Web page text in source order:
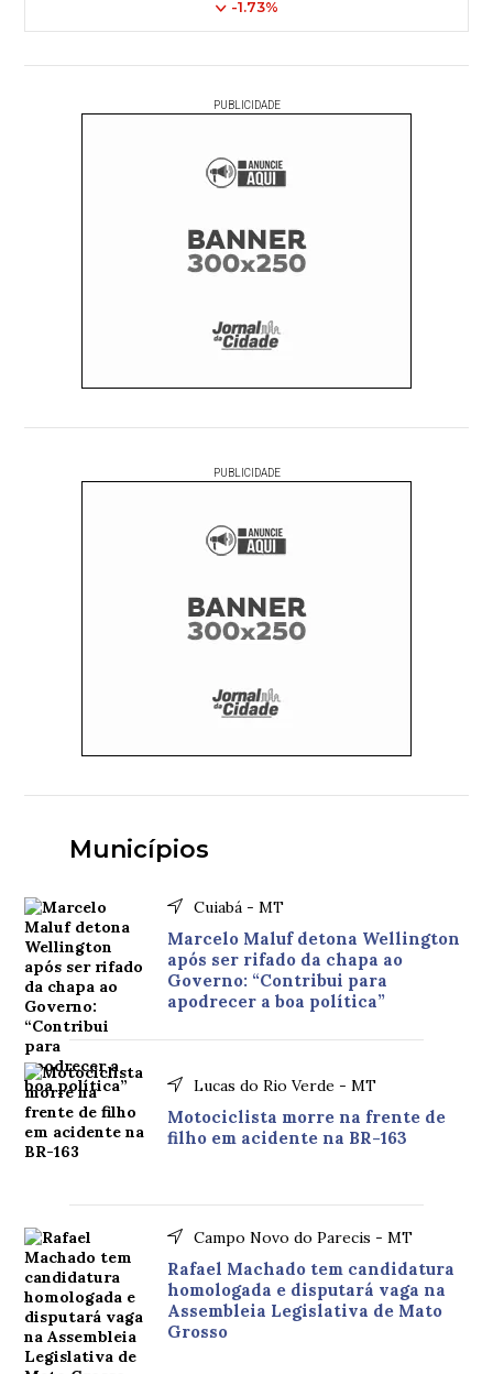
-1.73%
PUBLICIDADE
PUBLICIDADE
Municípios
Cuiabá - MT
Marcelo Maluf detona Wellington
após ser rifado da chapa ao
Governo: “Contribui para
apodrecer a boa política”
Lucas do Rio Verde - MT
Motociclista morre na frente de
filho em acidente na BR-163
Campo Novo do Parecis - MT
Rafael Machado tem candidatura
homologada e disputará vaga na
Assembleia Legislativa de Mato
Grosso